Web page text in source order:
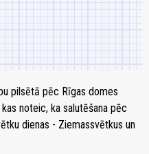
pilsētā pēc Rīgas domes
noteic, ka salutēšana pēc
dienas - Ziemassvētkus un